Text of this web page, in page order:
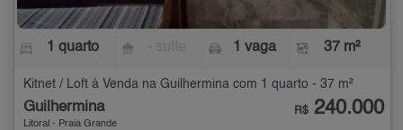
1 quarto 1 vaga 37 m²
Kitnet / Loft à Venda na Guilhermina com 1 quarto - 37 m²
Guilhermina
Litoral - Praia Grande
R$ 240.000